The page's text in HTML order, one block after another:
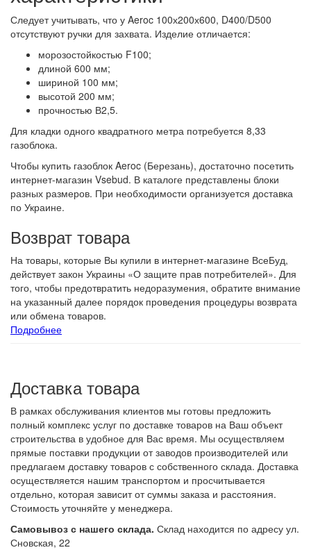
Следует учитывать, что у Aeroc 100х200х600, D400/D500
отсутствуют ручки для захвата. Изделие отличается:
морозостойкостью F100;
длиной 600 мм;
шириной 100 мм;
высотой 200 мм;
прочностью В2,5.
Для кладки одного квадратного метра потребуется 8,33
газоблока.
Чтобы купить газоблок Aeroc (Березань), достаточно посетить
интернет-магазин Vsebud. В каталоге представлены блоки
разных размеров. При необходимости организуется доставка
по Украине.
Возврат товара
На товары, которые Вы купили в интернет-магазине ВсеБуд,
действует закон Украины «О защите прав потребителей». Для
того, чтобы предотвратить недоразумения, обратите внимание
на указанный далее порядок проведения процедуры возврата
или обмена товаров.
Подробнее
Доставка товара
В рамках обслуживания клиентов мы готовы предложить
полный комплекс услуг по доставке товаров на Ваш объект
строительства в удобное для Вас время. Мы осуществляем
прямые поставки продукции от заводов производителей или
предлагаем доставку товаров с собственного склада. Доставка
осуществляется нашим транспортом и просчитывается
отдельно, которая зависит от суммы заказа и расстояния.
Стоимость уточняйте у менеджера.
Самовывоз с нашего склада. Склад находится по адресу ул.
Сновская, 22